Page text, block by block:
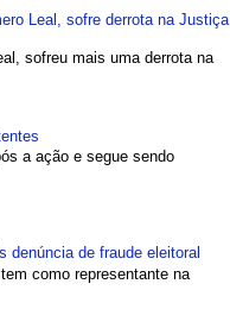
Leal, sofre derrota na Justiça
sofreu mais uma derrota na
a ação e segue sendo
denúncia de fraude eleitoral
como representante na